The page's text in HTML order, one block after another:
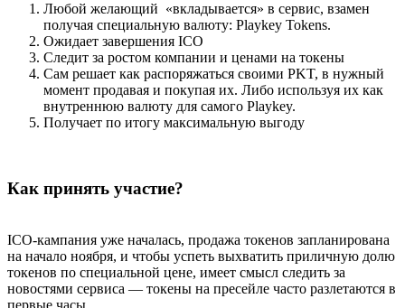
Любой желающий «вкладывается» в сервис, взамен
получая специальную валюту: Playkey Tokens.
Ожидает завершения ICO
Следит за ростом компании и ценами на токены
Сам решает как распоряжаться своими PKT, в нужный
момент продавая и покупая их. Либо используя их как
внутреннюю валюту для самого Playkey.
Получает по итогу максимальную выгоду
Как принять участие?
ICO-кампания уже началась, продажа токенов запланирована
на начало ноября, и чтобы успеть выхватить приличную долю
токенов по специальной цене, имеет смысл следить за
новостями сервиса — токены на пресейле часто разлетаются в
первые часы.